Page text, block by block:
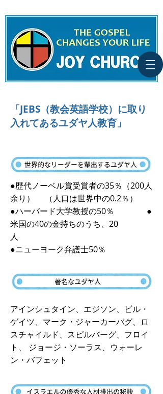
「JEBS（教会英語学校）に取り
入れてあるユダヤ人教育」
世界的なリーダーを輩出するユダヤ人
●歴代ノーベル賞受賞者の35％（200人
余り） （人口は世界中の0.2％）
●ハーバード大学教授の50％ ●
米国の40の金持ちのうち、20
人
●ニューヨーク弁護士50％
アインシュタイン、エジソン、ビル・
ゲイツ、マーク・ジャーカーバグ、ロ
スチャイルド、スピルバーグ、フロイ
ト、 ジョージ・ソーラス、ウォーレ
ン・バフェット